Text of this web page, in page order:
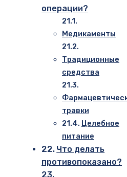
операции?
Медикаменты
Традиционные
средства
травки
Целебное
питание
Что делать
противопоказано?